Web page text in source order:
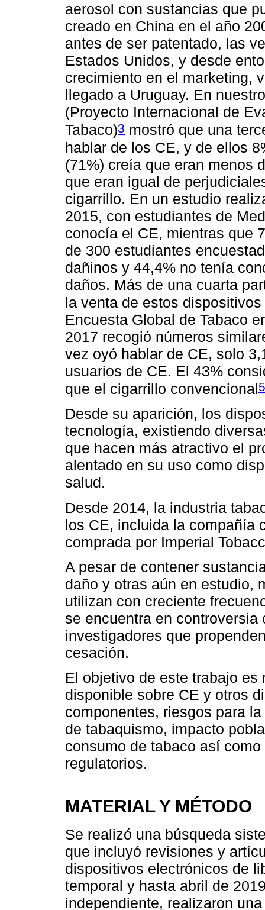
aerosol con sustancias que
creado en China en el año
antes de ser patentado, las
Estados Unidos, y desde
crecimiento en el marketing,
llegado a Uruguay. En
(Proyecto Internacional de
Tabaco)3 mostró que una
hablar de los CE, y de ellos
(71%) creía que eran menos
que eran igual de
cigarrillo. En un estudio
2015, con estudiantes de
conocía el CE, mientras que
de 300 estudiantes
dañinos y 44,4% no tenía
daños. Más de una cuarta
la venta de estos
Encuesta Global de Tabaco
2017 recogió números
vez oyó hablar de CE, solo
usuarios de CE. El 43%
que el cigarrillo convencional5
Desde su aparición, los
tecnología, existiendo
que hacen más atractivo el
alentado en su uso como
salud.
Desde 2014, la industria
los CE, incluida la compañía
comprada por Imperial
A pesar de contener
daño y otras aún en estudio,
utilizan con creciente
se encuentra en
investigadores que
cesación.
El objetivo de este trabajo
disponible sobre CE y otros
componentes, riesgos para
de tabaquismo, impacto
consumo de tabaco así
regulatorios.
MATERIAL Y MÉTODO
Se realizó una búsqueda
que incluyó revisiones y
dispositivos electrónicos de
temporal y hasta abril de
independiente, realizaron